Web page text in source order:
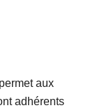
permet aux
adhérents